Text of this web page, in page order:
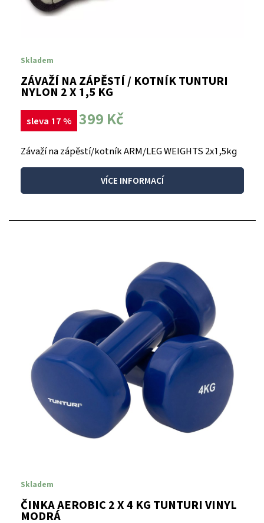
Skladem
ZÁVAŽÍ NA ZÁPĚSTÍ / KOTNÍK TUNTURI
NYLON 2 X 1,5 KG
sleva 17 % 399 Kč
Závaží na zápěstí/kotník ARM/LEG WEIGHTS 2x1,5kg
VÍCE INFORMACÍ
Skladem
ČINKA AEROBIC 2 X 4 KG TUNTURI VINYL
MODRÁ